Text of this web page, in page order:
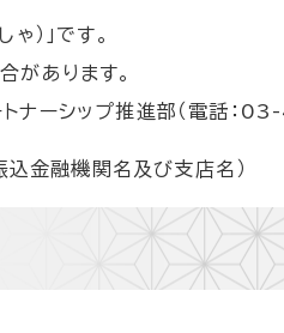
）」です。
があります。
ナーシップ推進部（電話
込金融機関名及び支店名）